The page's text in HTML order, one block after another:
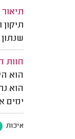
שנתון 2011
חוות
הוא
הוא
ימים
איכות